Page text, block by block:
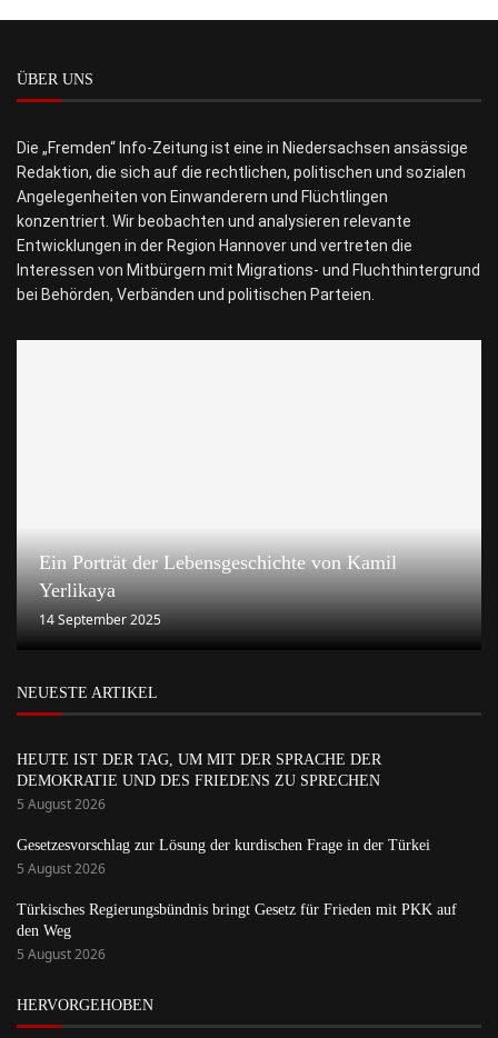
ÜBER UNS
Die „Fremden“ Info-Zeitung ist eine in Niedersachsen ansässige
Redaktion, die sich auf die rechtlichen, politischen und sozialen
Angelegenheiten von Einwanderern und Flüchtlingen
konzentriert. Wir beobachten und analysieren relevante
Entwicklungen in der Region Hannover und vertreten die
Interessen von Mitbürgern mit Migrations- und Fluchthintergrund
bei Behörden, Verbänden und politischen Parteien.
Ein Porträt der Lebensgeschichte von Kamil
Yerlikaya
14 September 2025
NEUESTE ARTIKEL
HEUTE IST DER TAG, UM MIT DER SPRACHE DER
DEMOKRATIE UND DES FRIEDENS ZU SPRECHEN
5 August 2026
Gesetzesvorschlag zur Lösung der kurdischen Frage in der Türkei
5 August 2026
Türkisches Regierungsbündnis bringt Gesetz für Frieden mit PKK auf
den Weg
5 August 2026
HERVORGEHOBEN